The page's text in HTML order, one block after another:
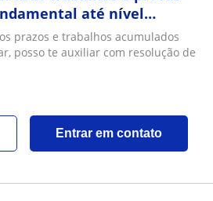
até nível
prazos e trabalhos acumulados
posso te auxiliar com resolução de
Entrar em contato